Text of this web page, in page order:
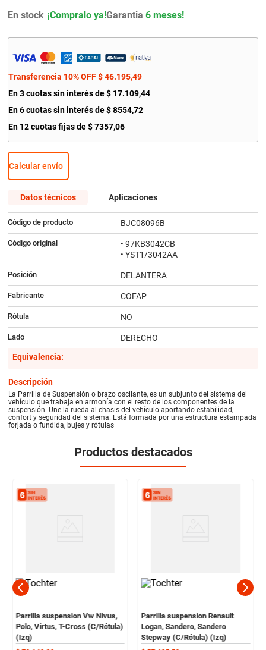
En stock Garantia 6 meses!
Transferencia 10% OFF $ 46.195,49
En 3 cuotas sin interés de $ 17.109,44
En 6 cuotas sin interés de$ 8554,72
En 12 cuotas fijas de $ 7357,06
Calcular envío
Datos técnicos Aplicaciones
Código de producto BJC08096B
Código original
• 97KB3042CB
• YST1/3042AA
Posición DELANTERA
Fabricante COFAP
Rótula NO
Lado
DERECHO
Equivalencia:
Descripción
La Parrilla de Suspensión o brazo oscilante, es un subjunto del sistema del
vehículo que trabaja en armonía con el resto de los componentes de la
suspensión. Une la rueda al chasis del vehículo aportando estabilidad,
confort y seguridad del sistema. Está formada por una estructura estampada
forjada o fundida, bujes y rótulas
Productos destacados
Parrilla suspension Vw Nivus,
Polo, Virtus, T-Cross (C/Rótula)
(Izq)
Parrilla suspension Renault
Logan, Sandero, Sandero
Stepway (C/Rótula) (Izq)